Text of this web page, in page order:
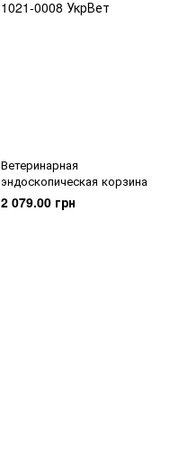
Ветеринарная
эндоскопическая корзина
2 079.00 грн